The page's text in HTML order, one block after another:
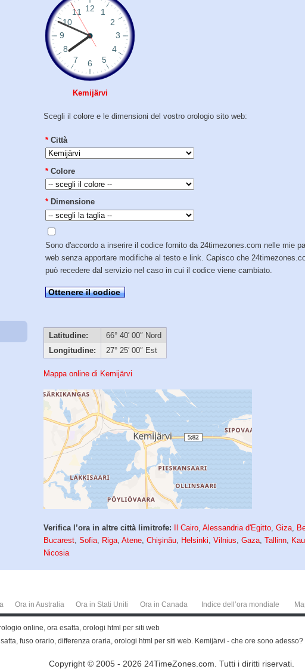
Kemijärvi
Scegli il colore e le dimensioni del vostro orologio sito web:
* Città
* Colore
* Dimensione
Sono d'accordo a inserire il codice fornito da 24timezones.com nelle mie
web senza apportare modifiche al testo e link. Capisco che
può recedere dal servizio nel caso in cui il codice viene cambiato.
Ottenere il codice
Latitudine:
66° 40′ 00″ Nord
Longitudine:
27° 25′ 00″ Est
Mappa online di Kemijärvi
Verifica l’ora in altre città limitrofe: Il Cairo,Alessandria d'Egitto,Giza,
Bucarest,Sofia, Riga,Atene,Chişinău, Helsinki,Vilnius,Gaza,Tallinn,
Nicosia
Ora in Australia Ora in Stati Uniti Ora in Canada Indice dell’ora mondiale
online, ora esatta, orologi html per siti web
fuso orario, differenza oraria, orologi html per siti web. Kemijärvi - che ore sono adesso?
Copyright © 2005 - 2026 24TimeZones.com. Tutti i diritti riservati.